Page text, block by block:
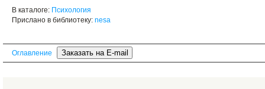
В каталоге: Психология
Прислано в библиотеку: nesa
Оглавление